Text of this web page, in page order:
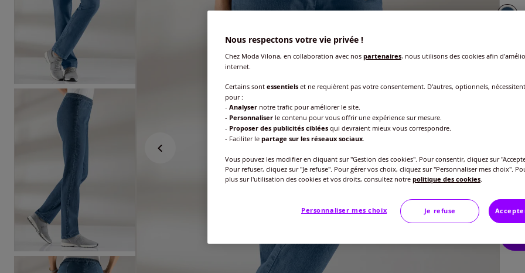
42
44
35
Nous respectons votre vie privée !
Chez Moda Vilona, en collaboration avec nos partenaires, nous utilisons des cookies afin
internet.
Certains sont essentiels et ne requièrent pas votre consentement. D'autres, optionnels,
pour :
- Analyser notre trafic pour améliorer le site.
- Personnaliser le contenu pour vous offrir une expérience sur mesure.
- Proposer des publicités ciblées qui devraient mieux vous correspondre.
- Faciliter le partage sur les réseaux sociaux.
Vous pouvez les modifier en cliquant sur "Gestion des cookies". Pour consentir, cliquez sur
Pour refuser, cliquez sur "Je refuse". Pour gérer vos choix, cliquez sur "Personnaliser mes choix".
plus sur l'utilisation des cookies et vos droits, consultez notre politique des cookies.
Personnaliser mes choix Je refuse